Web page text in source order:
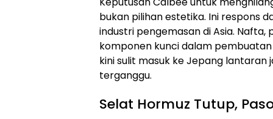
bukan pilihan estetika. Ini respons
industri pengemasan di Asia.
komponen kunci dalam
kini sulit masuk ke Jepang lantaran
terganggu.
Selat Hormuz Tutup,